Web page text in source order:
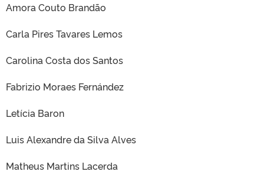
Amora Couto Brandão
Carla Pires Tavares Lemos
Carolina Costa dos Santos
Fabrizio Moraes Fernández
Letícia Baron
Luis Alexandre da Silva Alves
Matheus Martins Lacerda